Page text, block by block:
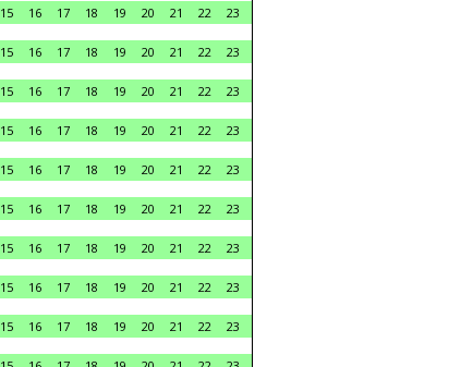
15 16 17 18 19 20 21 22
23
15 16 17 18 19 20 21 22
23
15 16 17 18 19 20 21 22
23
15 16 17 18 19 20 21 22
23
15 16 17 18 19 20 21 22
23
15 16 17 18 19 20 21 22
23
15 16 17 18 19 20 21 22
23
15 16 17 18 19 20 21 22
23
15 16 17 18 19 20 21 22
23